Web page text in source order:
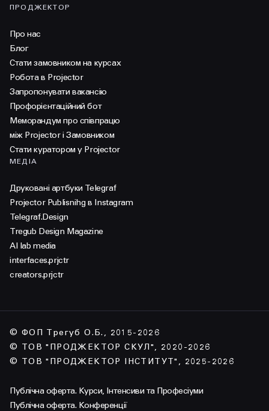
ПРОДЖЕКТОР
Про нас
Блог
Стати замовником на курсах
Робота в Projector
Запропонувати вакансію
Профорієнтаційний бот
Меморандум про співпрацю
між Projector і Замовником
Стати куратором у Projector
МЕДІА
Друковані артбуки Telegraf
Projector Publisnihg в Instagram
Telegraf.Design
Tregub Design Magazine
AI lab media
interfaces.prjctr
creators.prjctr
© ФОП Трегуб О.Б., 2015-2026
© ТОВ "ПРОДЖЕКТОР СКУЛ", 2020-2026
© ТОВ "ПРОДЖЕКТОР ІНСТИТУТ", 2025-2026
Публічна оферта. Курси, Інтенсиви та Професіуми
Публічна оферта. Конференції